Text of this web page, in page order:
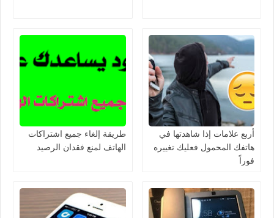
أربع علامات إذا شاهدتها في
هاتفك المحمول فعليك تغييره
فوراً
طريقة إلغاء جميع اشتراكات
الهاتف لمنع فقدان الرصيد